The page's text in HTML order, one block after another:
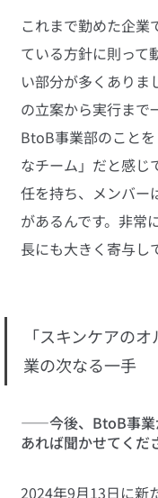
これまで勤めた企業
ている方針に則って
い部分が多くありま
の立案から実行まで
BtoB事業部のこと
なチーム」だと感じ
任を持ち、メンバー
があるんです。非常
長にも大きく寄与し
「スキンケアの
業の次なる一手
――今後、BtoB事業
あれば聞かせてくだ
2024年9月13日に新